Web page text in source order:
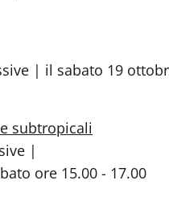
| il sabato 19
subtropicali
|
ore 15.00 - 17.00